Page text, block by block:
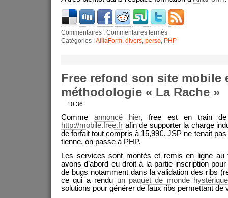
Commentaires : Commentaires fermés
Catégories :AlliaForm divers perso PHP
Free refond son site mobile
méthodologie « La Rache »
10:36
Comme annoncé hier, free est en train de
http://mobile.free.fr afin de supporter la charge
de forfait tout compris à 15,99€. JSP ne tenait pas
tienne, on passe à PHP.
Les services sont montés et remis en ligne
avons d’abord eu droit à la partie inscription
de bugs notamment dans la validation des ribs
ce qui a rendu un paquet de monde hystérique
solutions pour générer de faux ribs permettant de